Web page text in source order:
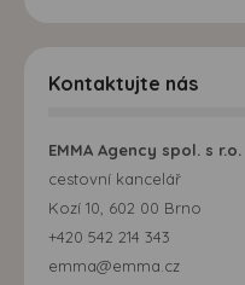
Kontaktujte nás
EMMA Agency spol. s r.o.
cestovní kancelář
Kozí 10, 602 00 Brno
+420 542 214 343
emma@emma.cz